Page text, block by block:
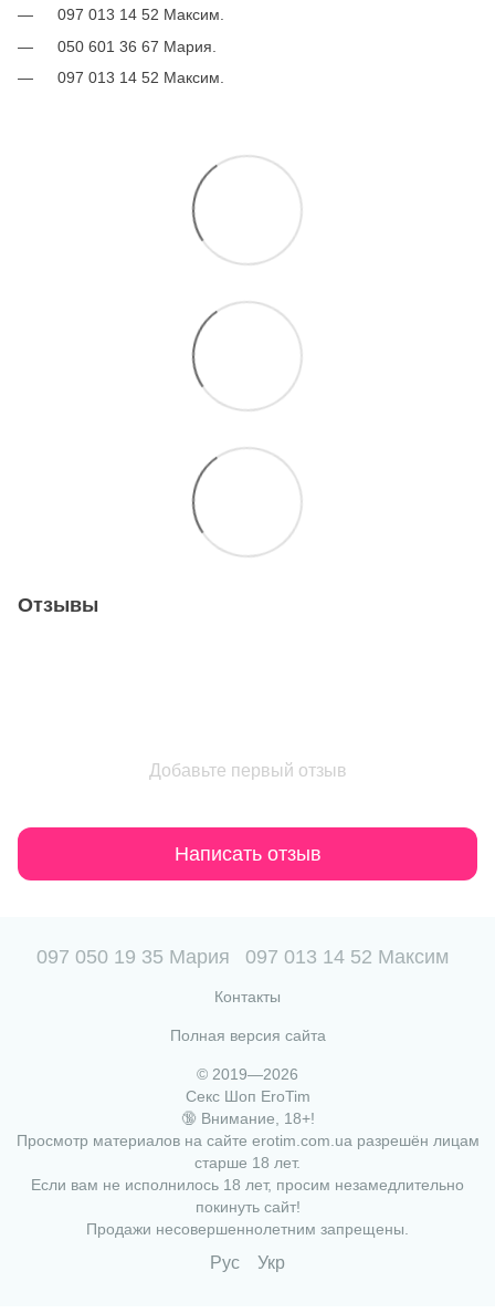
097 013 14 52 Максим.
050 601 36 67 Мария.
097 013 14 52 Максим.
Отзывы
Добавьте первый отзыв
Написать отзыв
097 050 19 35 Мария 097 013 14 52 Максим
Контакты
Полная версия сайта
© 2019—2026
Секс Шоп EroTim
🔞 Внимание, 18+!
Просмотр материалов на сайте erotim.com.ua разрешён лицам
старше 18 лет.
Если вам не исполнилось 18 лет, просим незамедлительно
покинуть сайт!
Продажи несовершеннолетним запрещены.
Рус Укр